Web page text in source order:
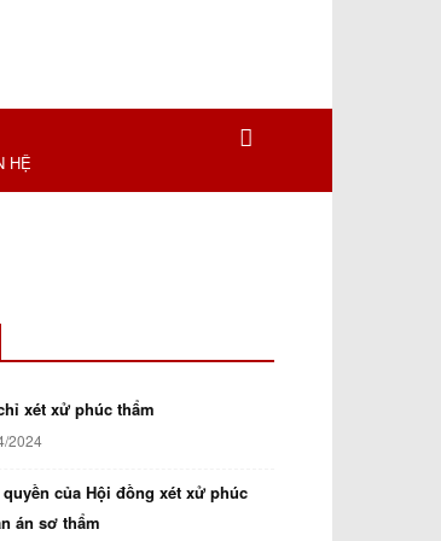
HỆ
xét xử phúc thẩm
2024
của Hội đồng xét xử phúc
án sơ thẩm